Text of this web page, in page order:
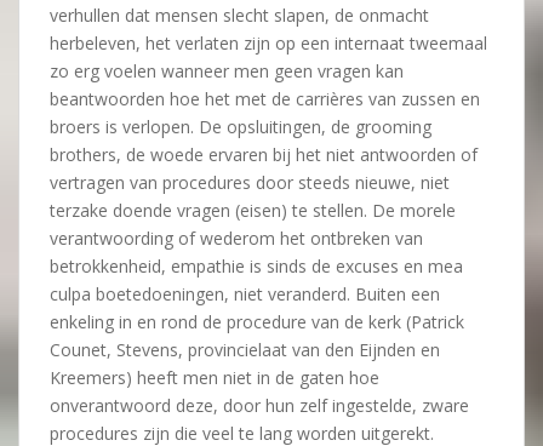
verhullen dat mensen slecht slapen, de onmacht
herbeleven, het verlaten zijn op een internaat tweemaal
zo erg voelen wanneer men geen vragen kan
beantwoorden hoe het met de carrières van zussen en
broers is verlopen. De opsluitingen, de grooming
brothers, de woede ervaren bij het niet antwoorden of
vertragen van procedures door steeds nieuwe, niet
terzake doende vragen (eisen) te stellen. De morele
verantwoording of wederom het ontbreken van
betrokkenheid, empathie is sinds de excuses en mea
culpa boetedoeningen, niet veranderd. Buiten een
enkeling in en rond de procedure van de kerk (Patrick
Counet, Stevens, provincielaat van den Eijnden en
Kreemers) heeft men niet in de gaten hoe
onverantwoord deze, door hun zelf ingestelde, zware
procedures zijn die veel te lang worden uitgerekt.